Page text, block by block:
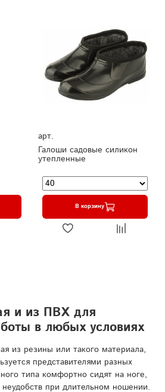
арт.
Галоши садовые силикон
утепленные
В корзину
и из ПВХ для
в любых условиях
из резины или такого материала,
представителями разных
типа комфортно сидят на ноге,
при длительном ношении.